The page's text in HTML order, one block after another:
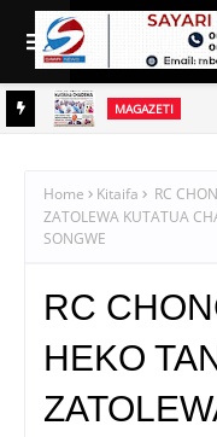
MAGAZETI
Home Kitaifa
RC
ZATOLEWA KUTATUA
SONGWE
RC
HEKO